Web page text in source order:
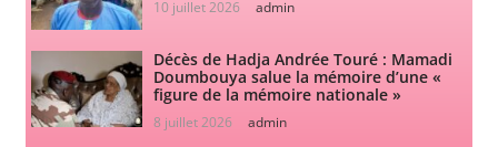
10 juillet 2026 admin
Décès de Hadja Andrée Touré : Mamadi
Doumbouya salue la mémoire d’une «
figure de la mémoire nationale »
8 juillet 2026 admin